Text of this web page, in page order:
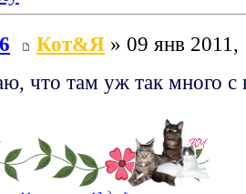
Кот&Я » 09 янв 2011,
что там уж так много с